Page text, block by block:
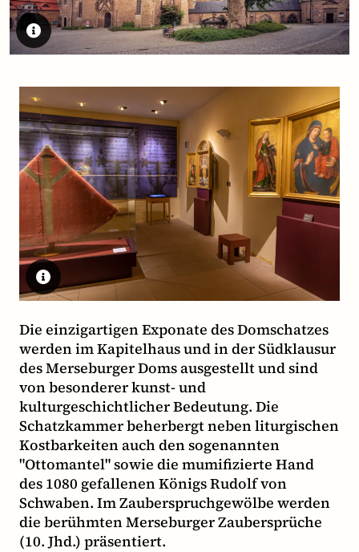
Die einzigartigen Exponate des Domschatzes
werden im Kapitelhaus und in der Südklausur
des Merseburger Doms ausgestellt und sind
von besonderer kunst- und
kulturgeschichtlicher Bedeutung. Die
Schatzkammer beherbergt neben liturgischen
Kostbarkeiten auch den sogenannten
"Ottomantel" sowie die mumifizierte Hand
des 1080 gefallenen Königs Rudolf von
Schwaben. Im Zauberspruchgewölbe werden
die berühmten Merseburger Zaubersprüche
(10. Jhd.) präsentiert.